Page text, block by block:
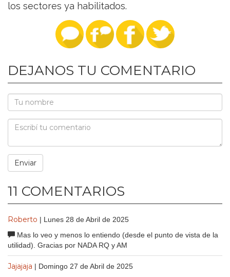
los sectores ya habilitados.
DEJANOS TU COMENTARIO
11 COMENTARIOS
Roberto | Lunes 28 de Abril de 2025
Mas lo veo y menos lo entiendo (desde el punto de vista de la
utilidad). Gracias por NADA RQ y AM
Jajajaja | Domingo 27 de Abril de 2025